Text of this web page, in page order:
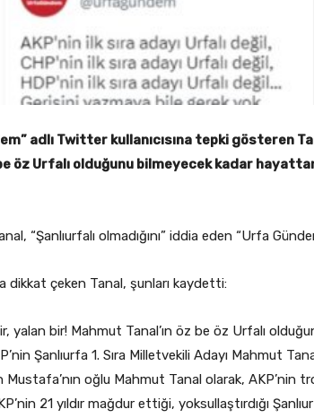
adlı Twitter kullanıcısına tepki gösteren
öz Urfalı olduğunu bilmeyecek kadar
“Şanlıurfalı olmadığını” iddia eden “Urfa
dikkat çeken Tanal, şunları kaydetti:
yalan bir! Mahmut Tanal’ın öz be öz Urfalı
Şanlıurfa 1. Sıra Milletvekili Adayı Mahmut
Mustafa’nın oğlu Mahmut Tanal olarak, AKP’nin
21 yıldır mağdur ettiği, yoksullaştırdığı